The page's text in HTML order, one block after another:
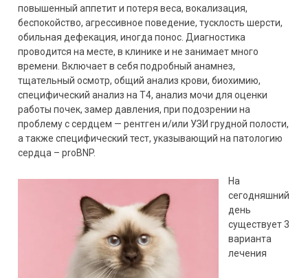
повышенный аппетит и потеря веса, вокализация,
беспокойство, агрессивное поведение, тусклость шерсти,
обильная дефекация, иногда понос. Диагностика
проводится на месте, в клинике и не занимает много
времени. Включает в себя подробный анамнез,
тщательный осмотр, общий анализ крови, биохимию,
специфический анализ на Т4, анализ мочи для оценки
работы почек, замер давления, при подозрении на
проблему с сердцем — рентген и/или УЗИ грудной полости,
а также специфический тест, указывающий на патологию
сердца – proBNP.
На
сегодняшний
день
существует 3
варианта
лечения